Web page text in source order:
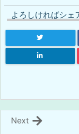
よろしければシェ
Next